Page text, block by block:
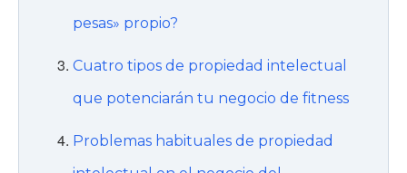
pesas» propio?
Cuatro tipos de propiedad intelectual
que potenciarán tu negocio de fitness
Problemas habituales de propiedad